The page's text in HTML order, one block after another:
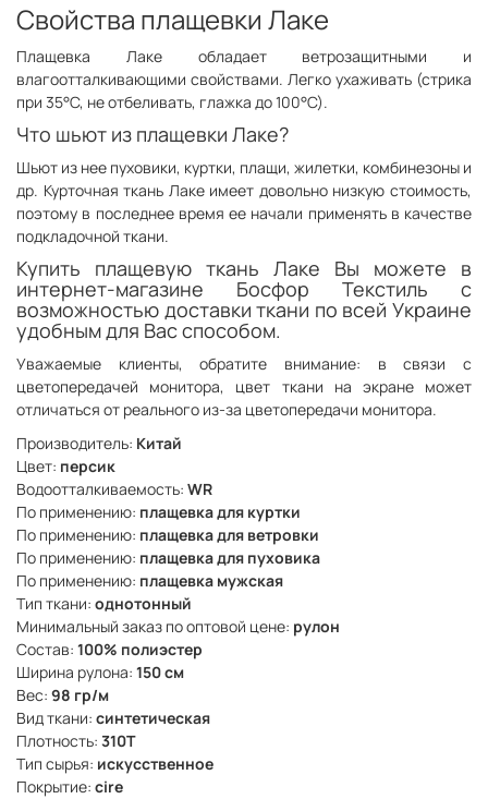
Свойства плащевки Лаке
Плащевка Лаке обладает ветрозащитными и
влагоотталкивающими свойствами. Легко ухаживать (стрика
при 35°С, не отбеливать, глажка до 100°С).
Что шьют из плащевки Лаке?
Шьют из нее пуховики, куртки, плащи, жилетки, комбинезоны и
др. Курточная ткань Лаке имеет довольно низкую стоимость,
поэтому в последнее время ее начали применять в качестве
подкладочной ткани.
Купить плащевую ткань Лаке Вы можете в
интернет-магазине Босфор Текстиль с
возможностью доставки ткани по всей Украине
удобным для Вас способом.
Уважаемые клиенты, обратите внимание: в связи с
цветопередачей монитора, цвет ткани на экране может
отличаться от реального из-за цветопередачи монитора.
Производитель: Китай
Цвет: персик
Водоотталкиваемость: WR
По применению: плащевка для куртки
По применению: плащевка для ветровки
По применению: плащевка для пуховика
По применению: плащевка мужская
Тип ткани: однотонный
Минимальный заказ по оптовой цене: рулон
Состав: 100% полиэстер
Ширина рулона: 150 см
Вес: 98 гр/м
Вид ткани: синтетическая
Плотность: 310Т
Тип сырья: искусственное
Покрытие: cire